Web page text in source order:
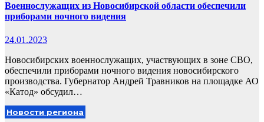
Военнослужащих из Новосибирской области обеспечили
приборами ночного видения
24.01.2023
Новосибирских военнослужащих, участвующих в зоне СВО,
обеспечили приборами ночного видения новосибирского
производства. Губернатор Андрей Травников на площадке АО
«Катод» обсудил…
Новости региона